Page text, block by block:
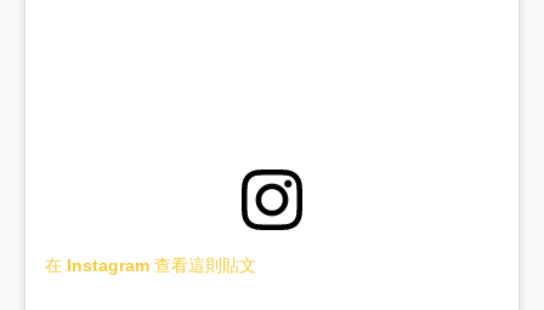
在 Instagram 查看這則貼文